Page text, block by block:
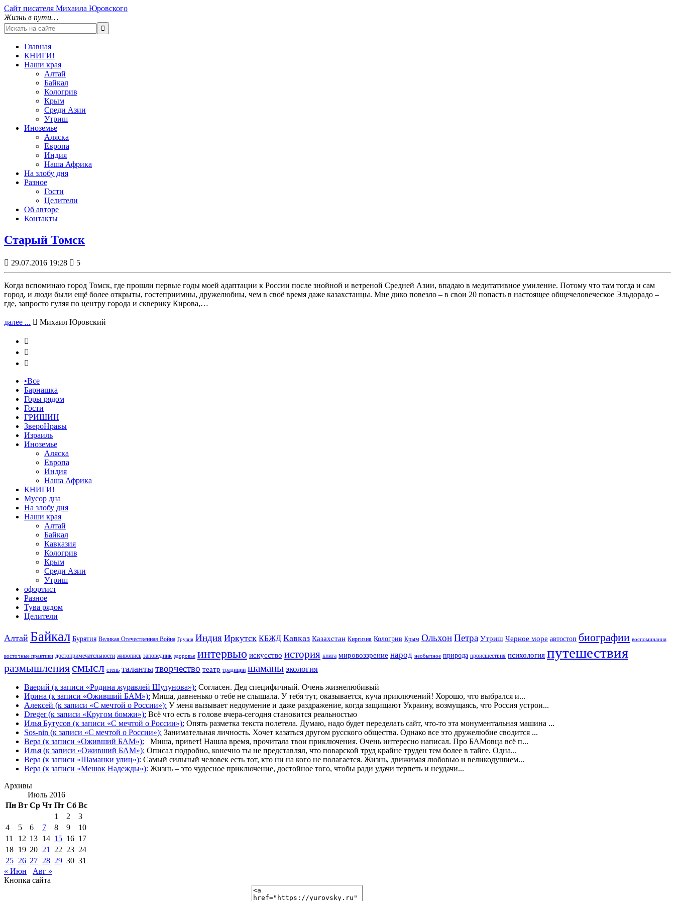
Сайт писателя Михаила Юровского
Жизнь в пути…
Главная
КНИГИ!
Наши края
Алтай
Байкал
Кологрив
Крым
Среди Азии
Утриш
Иноземье
Аляска
Европа
Индия
Наша Африка
На злобу дня
Разное
Гости
Целители
Об авторе
Контакты
Старый Томск
 29.07.2016 19:28  5
Когда вспоминаю город Томск, где прошли первые годы моей адаптации к России после знойной и ветреной Средней Азии, впадаю в медитативное умиление. Потому что там тогда и сам
город, и люди были ещё более открыты, гостеприимны, дружелюбны, чем в своё время даже казахстанцы. Мне дико повезло – в свои 20 попасть в настоящее общечеловеческое Эльдорадо –
где, запросто гуляя по центру города и скверику Кирова,…
далее ...  Михаил Юровский



•Все
Барнашка
Горы рядом
Гости
ГРИШИН
ЗвероНравы
Израиль
Иноземье
Аляска
Европа
Индия
Наша Африка
КНИГИ!
Мусор дна
На злобу дня
Наши края
Алтай
Байкал
Кавказия
Кологрив
Крым
Среди Азии
Утриш
офортист
Разное
Тува рядом
Целители
Алтай Байкал Бурятия Великая Отечественная Война Грузия Индия Иркутск КБЖД Кавказ Казахстан Киргизия Кологрив Крым ОльхонПетра Утриш Черное море автостоп биографии воспоминания
восточные практики достопримечательности живопись заповедник здоровье интервью искусство история книга мировоззрение народ необычное природа происшествия психология путешествия
размышления смысл степь таланты творчество театр традиции шаманы экология
Ваерий (к записи «Родина журавлей Шулунова»): Согласен. Дед специфичный. Очень жизнелюбивый
Ирина (к записи «Оживший БАМ»): Миша, давненько о тебе не слышала. У тебя тут, оказывается, куча приключений! Хорошо, что выбрался и...
Алексей (к записи «С мечтой о России»): У меня вызывает недоумение и даже раздражение, когда защищают Украину, возмущаясь, что Россия устрои...
Dreger (к записи «Кругом бомжи»): Всё что есть в голове вчера-сегодня становится реальностью
Илья Бутусов (к записи «С мечтой о России»): Опять разметка текста полетела. Думаю, надо будет переделать сайт, что-то эта монументальная машина ...
Sos-nin (к записи «С мечтой о России»): Занимательная личность. Хочет казаться другом русского общества. Однако все это дружелюбие сводится ...
Вера (к записи «Оживший БАМ»): Миша, привет! Нашла время, прочитала твои приключения. Очень интересно написал. Про БАМовца всё п...
Илья (к записи «Оживший БАМ»): Описал подробно, конечно ты не представлял, что поварской труд крайне труден тем более в тайге. Одна...
Вера (к записи «Шаманки улиц»): Самый сильный человек есть тот, кто ни на кого не полагается. Жизнь, движимая любовью и великодушием...
Вера (к записи «Мешок Надежды»): Жизнь – это чудесное приключение, достойное того, чтобы ради удачи терпеть и неудачи...
Архивы
Июль 2016
Пн Вт Ср Чт Пт Сб Вс
1
2
3
4
5 6 7 8 9
10
11
12 13 14 15 16 17
18 19 20 21 22 23 24
25 26 27 28 29 30 31
« Июн
Авг »
Кнопка сайта